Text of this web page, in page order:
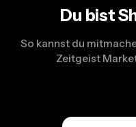
Du bist
So kannst du
Zeitgeist